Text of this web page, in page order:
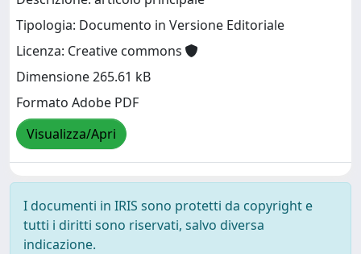
Tipologia: Documento in Versione Editoriale
Licenza: Creative commons
Dimensione 265.61 kB
Formato Adobe PDF
Visualizza/Apri
I documenti in IRIS sono protetti da copyright e
tutti i diritti sono riservati, salvo diversa
indicazione.